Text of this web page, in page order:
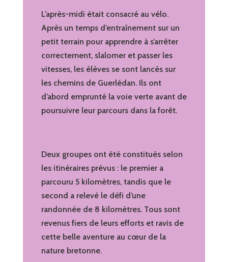
L’après-midi était consacré au vélo.
Après un temps d’entraînement sur un
petit terrain pour apprendre à s’arrêter
correctement, slalomer et passer les
vitesses, les élèves se sont lancés sur
les chemins de Guerlédan. Ils ont
d’abord emprunté la voie verte avant de
poursuivre leur parcours dans la forêt.
Deux groupes ont été constitués selon
les itinéraires prévus : le premier a
parcouru 5 kilomètres, tandis que le
second a relevé le défi d’une
randonnée de 8 kilomètres. Tous sont
revenus fiers de leurs efforts et ravis de
cette belle aventure au cœur de la
nature bretonne.